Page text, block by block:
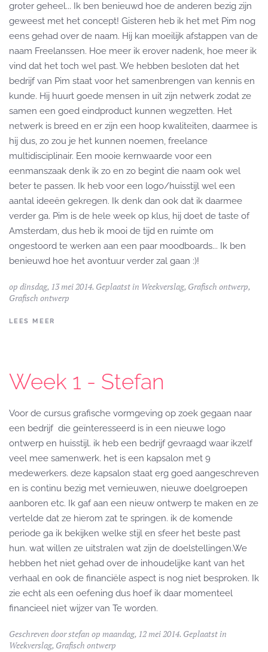
groter geheel... Ik ben benieuwd hoe de anderen bezig zijn
geweest met het concept! Gisteren heb ik het met Pim nog
eens gehad over de naam. Hij kan moeilijk afstappen van de
naam Freelanssen. Hoe meer ik erover nadenk, hoe meer ik
vind dat het toch wel past. We hebben besloten dat het
bedrijf van Pim staat voor het samenbrengen van kennis en
kunde. Hij huurt goede mensen in uit zijn netwerk zodat ze
samen een goed eindproduct kunnen wegzetten. Het
netwerk is breed en er zijn een hoop kwaliteiten, daarmee is
hij dus, zo zou je het kunnen noemen, freelance
multidisciplinair. Een mooie kernwaarde voor een
eenmanszaak denk ik zo en zo begint die naam ook wel
beter te passen. Ik heb voor een logo/huisstijl wel een
aantal ideeën gekregen. Ik denk dan ook dat ik daarmee
verder ga. Pim is de hele week op klus, hij doet de taste of
Amsterdam, dus heb ik mooi de tijd en ruimte om
ongestoord te werken aan een paar moodboards... Ik ben
benieuwd hoe het avontuur verder zal gaan :)!
op dinsdag, 13 mei 2014. Geplaatst in Weekverslag, Grafisch ontwerp,
Grafisch ontwerp
LEES MEER
Week 1 - Stefan
Voor de cursus grafische vormgeving op zoek gegaan naar
een bedrijf die geïnteresseerd is in een nieuwe logo
ontwerp en huisstijl. ik heb een bedrijf gevraagd waar ikzelf
veel mee samenwerk. het is een kapsalon met 9
medewerkers. deze kapsalon staat erg goed aangeschreven
en is continu bezig met vernieuwen, nieuwe doelgroepen
aanboren etc. Ik gaf aan een nieuw ontwerp te maken en ze
vertelde dat ze hierom zat te springen. ik de komende
periode ga ik bekijken welke stijl en sfeer het beste past
hun. wat willen ze uitstralen wat zijn de doelstellingen.We
hebben het niet gehad over de inhoudelijke kant van het
verhaal en ook de financiële aspect is nog niet besproken. Ik
zie echt als een oefening dus hoef ik daar momenteel
financieel niet wijzer van Te worden.
Geschreven doorstefan op maandag, 12 mei 2014. Geplaatst in
Weekverslag, Grafisch ontwerp